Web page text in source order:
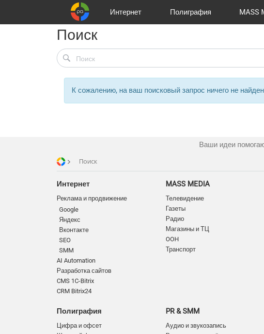
Интернет
Реклама и продвижение
Полиграфия
Цифра и офсет
MASS
Телевидение
Клиенты
Поиск
К сожалению, на ваш поисковый запрос ничего не
Ваши идеи
Поиск
Интернет
Реклама и продвижение
Google
Яндекс
Вконтакте
SEO
SMM
AI Automation
Разработка сайтов
CMS 1C-Bitrix
CRM Bitrix24
Полиграфия
Цифра и офсет
MASS MEDIA
Телевидение
Газеты
Радио
Магазины и ТЦ
OOH
Транспорт
PR & SMM
Аудио и звукозапись